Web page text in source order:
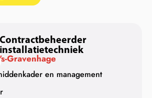
Contractbeheerder
installatietechniek
's-Gravenhage
en management